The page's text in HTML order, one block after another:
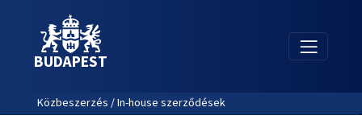
BUDAPEST
Közbeszerzés / In-house szerződések